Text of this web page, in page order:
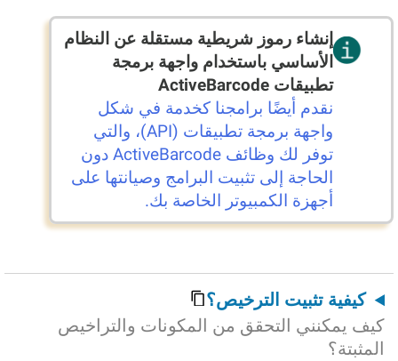
إنشاء رموز شريطية مستقلة عن النظام
الأساسي باستخدام واجهة برمجة
تطبيقات ActiveBarcode
نقدم أيضًا برامجنا كخدمة في شكل
واجهة برمجة تطبيقات (API)، والتي
توفر لك وظائف ActiveBarcode دون
الحاجة إلى تثبيت البرامج وصيانتها على
أجهزة الكمبيوتر الخاصة بك.
كيفية تثبيت الترخيص؟
كيف يمكنني التحقق من المكونات والتراخيص
المثبتة؟